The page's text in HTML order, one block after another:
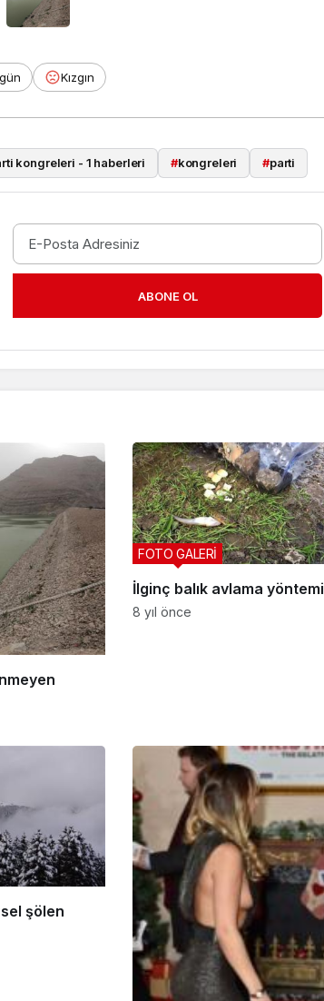
Kızgın
kongreleri - 1 haberleri #kongreleri #parti
ABONE OL
İlginç balık avlama yöntemi
FOTO GALERİ
8 yıl önce
şölen